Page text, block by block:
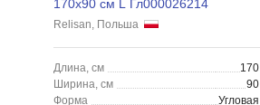
170x90 см L Гл000026214
Relisan, Польша
Длина, см
170
Ширина, см
90
Форма
Угловая